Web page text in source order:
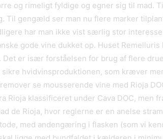
og rimeligt fyldige og egner sig til mad.
Til gengæld ser man nu flere marker
har man ikke vist særlig stor
gode vine dukket op. Huset
Det er især forståelsen for brug af flere
hvidvinsproduktionen, som kræver
se mousserende vine med Rioja
Rioja klassificeret under Cava DOC, men
de Rioja, hvor reglerne er en anelse
med andengæring i flasken (som vi